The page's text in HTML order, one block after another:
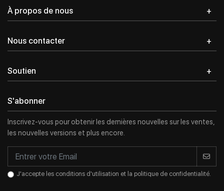
À propos de nous
Nous contacter
Soutien
S'abonner
Inscrivez-vous pour obtenir les dernières nouvelles sur les ventes,
les nouvelles versions et plus encore.
J'accepte les conditions d'utilisation et la politique de confidentialité.